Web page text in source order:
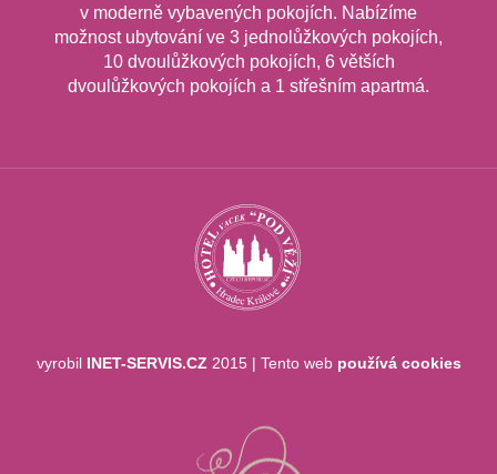
v moderně vybavených pokojích. Nabízíme
možnost ubytování ve 3 jednolůžkových pokojích,
10 dvoulůžkových pokojích, 6 větších
dvoulůžkových pokojích a 1 střešním apartmá.
vyrobil INET-SERVIS.CZ2015| Tento web používá cookies